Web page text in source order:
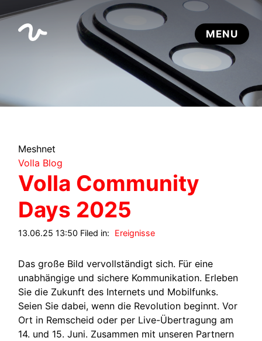
Meshnet
Volla Blog
Volla Community
Days 2025
13.06.25 13:50 Filed in: Ereignisse
Das große Bild vervollständigt sich. Für eine
unabhängige und sichere Kommunikation. Erleben
Sie die Zukunft des Internets und Mobilfunks.
Seien Sie dabei, wenn die Revolution beginnt. Vor
Ort in Remscheid oder per Live-Übertragung am
14. und 15. Juni. Zusammen mit unseren Partnern